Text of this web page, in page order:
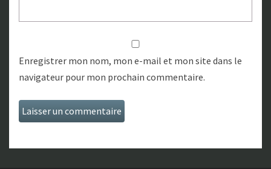
Enregistrer mon nom, mon e-mail et mon site dans le
navigateur pour mon prochain commentaire.